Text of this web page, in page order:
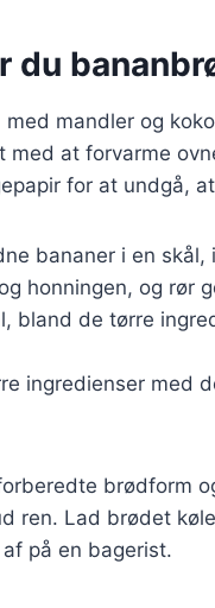
du
mandler og
med at forvarme
for at undgå,
bananer i en
honningen, og rør
bland de tørre
ingredienser med
brødform
ren. Lad brødet
på en bagerist.